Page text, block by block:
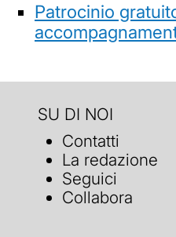
Patrocinio
SU DI NOI
Contatti
La redazione
Seguici
Collabora